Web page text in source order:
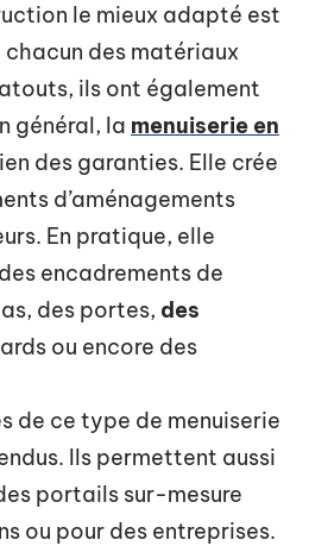
le mieux adapté est
des matériaux
ils ont également
général, la menuiserie en
des garanties. Elle crée
d’aménagements
En pratique, elle
encadrements de
des portes, des
ou encore des
de ce type de menuiserie
Ils permettent aussi
portails sur-mesure
ou pour des entreprises.